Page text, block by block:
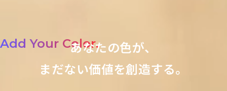
Add Your Color.あなたの色が、
まだない価値を創造する。